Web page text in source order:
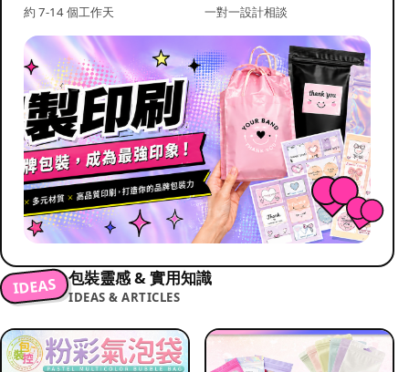
約 7-14 個工作天 一對一設計相談
IDEAS 包裝靈感 & 實用知識
IDEAS & ARTICLES